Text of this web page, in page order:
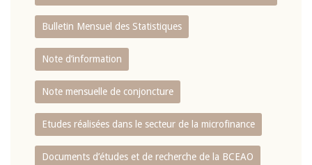
Bulletin Mensuel des Statistiques
Note d’information
Note mensuelle de conjoncture
Etudes réalisées dans le secteur de la microfinance
Documents d’études et de recherche de la BCEAO